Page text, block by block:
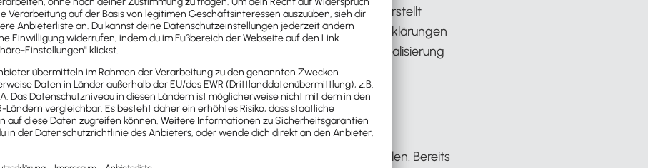
Buchhaltung und Lohn- und Gehaltsabrechnung, erstellt
Jahresabschlüsse und die dazugehörigen Steuererklärungen
und berät zu den Themen Existenzgründung, Digitalisierung
und anderen betriebswirtschaftliche Fragen.
carinaheckmann.de #steuerleichtgemacht
und
liebt Organisation und Zahlen. Bereits